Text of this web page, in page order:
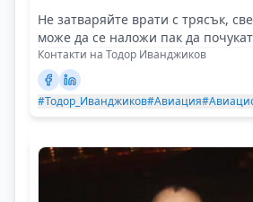
Не затваряйте врати с трясък,
може да се наложи пак да
Контакти на Тодор Иванджиков
#Тодор_Иванджиков#Авиация